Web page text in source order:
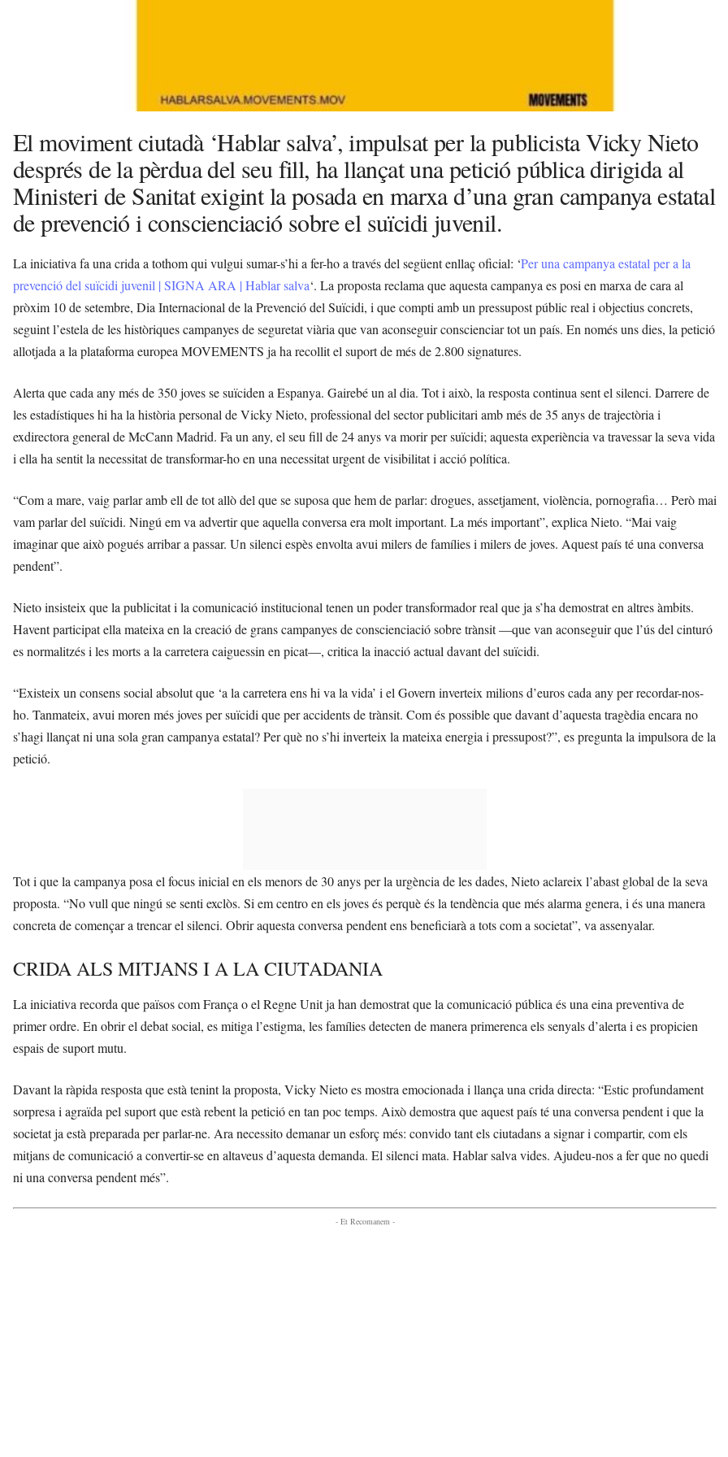
El moviment ciutadà ‘Hablar salva’, impulsat per la publicista Vicky Nieto
després de la pèrdua del seu fill, ha llançat una petició pública dirigida al
Ministeri de Sanitat exigint la posada en marxa d’una gran campanya estatal
de prevenció i conscienciació sobre el suïcidi juvenil.
La iniciativa fa una crida a tothom qui vulgui sumar-s’hi a fer-ho a través del següent enllaç oficial: ‘Per una campanya estatal per a la
prevenció del suïcidi juvenil | SIGNA ARA | Hablar salva‘. La proposta reclama que aquesta campanya es posi en marxa de cara al
pròxim 10 de setembre, Dia Internacional de la Prevenció del Suïcidi, i que compti amb un pressupost públic real i objectius concrets,
seguint l’estela de les històriques campanyes de seguretat viària que van aconseguir conscienciar tot un país. En només uns dies, la petició
allotjada a la plataforma europea MOVEMENTS ja ha recollit el suport de més de 2.800 signatures.
Alerta que cada any més de 350 joves se suïciden a Espanya. Gairebé un al dia. Tot i això, la resposta continua sent el silenci. Darrere de
les estadístiques hi ha la història personal de Vicky Nieto, professional del sector publicitari amb més de 35 anys de trajectòria i
exdirectora general de McCann Madrid. Fa un any, el seu fill de 24 anys va morir per suïcidi; aquesta experiència va travessar la seva vida
i ella ha sentit la necessitat de transformar-ho en una necessitat urgent de visibilitat i acció política.
“Com a mare, vaig parlar amb ell de tot allò del que se suposa que hem de parlar: drogues, assetjament, violència, pornografia… Però mai
vam parlar del suïcidi. Ningú em va advertir que aquella conversa era molt important. La més important”, explica Nieto. “Mai vaig
imaginar que això pogués arribar a passar. Un silenci espès envolta avui milers de famílies i milers de joves. Aquest país té una conversa
pendent”.
Nieto insisteix que la publicitat i la comunicació institucional tenen un poder transformador real que ja s’ha demostrat en altres àmbits.
Havent participat ella mateixa en la creació de grans campanyes de conscienciació sobre trànsit —que van aconseguir que l’ús del cinturó
es normalitzés i les morts a la carretera caiguessin en picat—, critica la inacció actual davant del suïcidi.
“Existeix un consens social absolut que ‘a la carretera ens hi va la vida’ i el Govern inverteix milions d’euros cada any per recordar-nos-
ho. Tanmateix, avui moren més joves per suïcidi que per accidents de trànsit. Com és possible que davant d’aquesta tragèdia encara no
s’hagi llançat ni una sola gran campanya estatal? Per què no s’hi inverteix la mateixa energia i pressupost?”, es pregunta la impulsora de la
petició.
Tot i que la campanya posa el focus inicial en els menors de 30 anys per la urgència de les dades, Nieto aclareix l’abast global de la seva
proposta. “No vull que ningú se senti exclòs. Si em centro en els joves és perquè és la tendència que més alarma genera, i és una manera
concreta de començar a trencar el silenci. Obrir aquesta conversa pendent ens beneficiarà a tots com a societat”, va assenyalar.
CRIDA ALS MITJANS I A LA CIUTADANIA
La iniciativa recorda que països com França o el Regne Unit ja han demostrat que la comunicació pública és una eina preventiva de
primer ordre. En obrir el debat social, es mitiga l’estigma, les famílies detecten de manera primerenca els senyals d’alerta i es propicien
espais de suport mutu.
Davant la ràpida resposta que està tenint la proposta, Vicky Nieto es mostra emocionada i llança una crida directa: “Estic profundament
sorpresa i agraïda pel suport que està rebent la petició en tan poc temps. Això demostra que aquest país té una conversa pendent i que la
societat ja està preparada per parlar-ne. Ara necessito demanar un esforç més: convido tant els ciutadans a signar i compartir, com els
mitjans de comunicació a convertir-se en altaveus d’aquesta demanda. El silenci mata. Hablar salva vides. Ajudeu-nos a fer que no quedi
ni una conversa pendent més”.
- Et Recomanem -